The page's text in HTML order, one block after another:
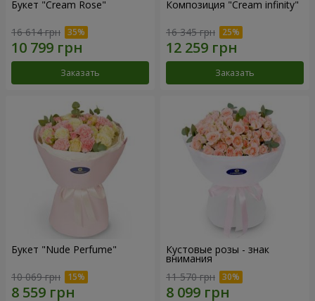
Букет "Cream Rose"
16 614 грн
Заказать
Композиция "Cream infinity"
16 345 грн
Заказать
Букет "Nude Perfume"
10 069 грн
Кустовые розы - знак
внимания
11 570 грн